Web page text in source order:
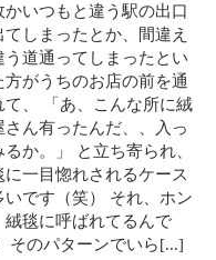
かいつもと違う駅の出口
てしまったとか、間違え
う道通ってしまったとい
方がうちのお店の前を通
て、 「あ、こんな所に絨
さん有ったんだ、、入っ
るか。」 と立ち寄られ、
に一目惚れされるケース
いです（笑） それ、ホン
絨毯に呼ばれてるんで
そのパターンでいら[...]